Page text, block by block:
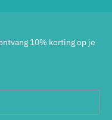
10% korting op je